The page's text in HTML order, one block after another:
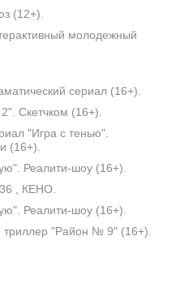
(12+).
молодежный
сериал (16+).
Скетчком (16+).
"Игра с тенью".
(16+).
Реалити-шоу (16+).
, КЕНО.
Реалити-шоу (16+).
триллер "Район № 9" (16+).